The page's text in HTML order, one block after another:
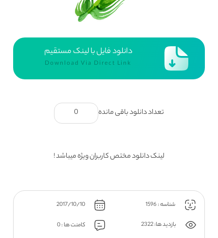
دانلود فایل با لینک مستقیم
Download Via Direct Link
تعداد دانلود باقی مانده 0
لینک دانلود مختص کاربران ویژه میباشد !
شناسه : 1596 2017/10/10
بازدید ها: 2322
کامنت ها : 0